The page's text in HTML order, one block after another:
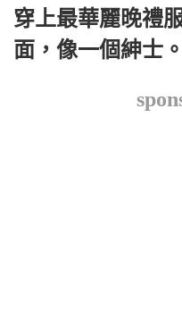
穿上最華麗晚禮
面，像一個紳士。